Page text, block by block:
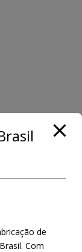
de
de
Com